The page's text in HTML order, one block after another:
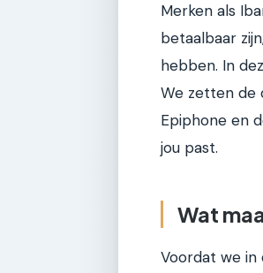
Merken als
betaalbaar
hebben. In
We zetten de
Epiphone en
jou past.
Wat
Voordat we in